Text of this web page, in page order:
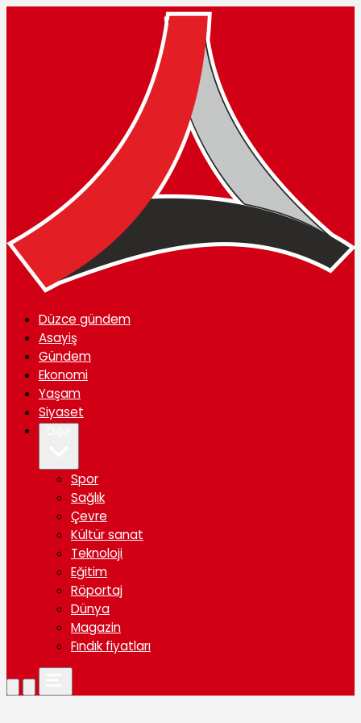
Düzce gündem
Asayiş
Gündem
Ekonomi
Yaşam
Siyaset
Spor
Sağlık
Çevre
Kültür sanat
Teknoloji
Eğitim
Röportaj
Dünya
Magazin
Fındık fiyatları